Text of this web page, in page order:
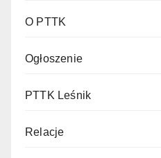
O PTTK
Ogłoszenie
PTTK Leśnik
Relacje